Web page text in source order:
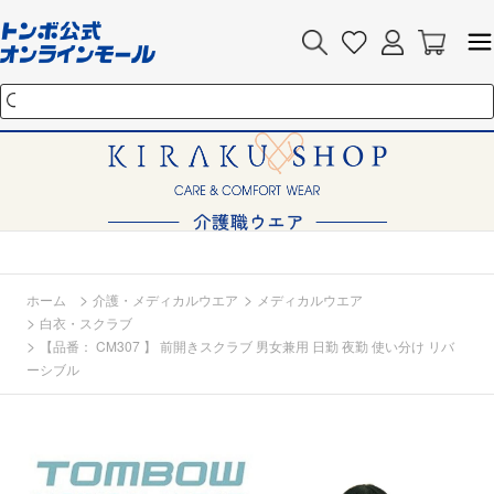
ホーム > 介護・メディカルウエア > メディカルウエア
> 白衣・スクラブ
>
【品番： CM307 】 前開きスクラブ 男女兼用 日勤 夜勤 使い分け リバ
ーシブル